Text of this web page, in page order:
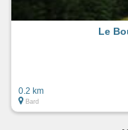
Le
0.2 km
Bard